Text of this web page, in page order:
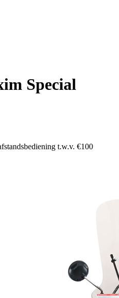
Special
t.w.v. €100